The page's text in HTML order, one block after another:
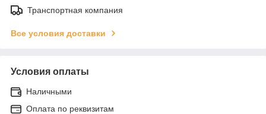
Транспортная компания
Все условия доставки
Условия оплаты
Наличными
Оплата по реквизитам